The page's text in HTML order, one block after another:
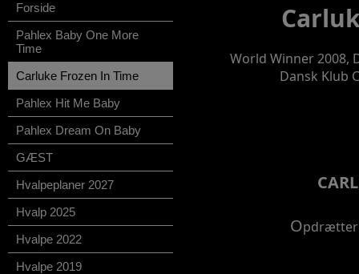
Forside
Pahlex Baby One More
Time
Carluke Frozen In Time
Pahlex Hit Me Baby
Pahlex Dream On Baby
GÆST
Hvalpeplaner 2027
Hvalp 2025
Hvalpe 2022
Hvalpe 2019
World Winner 2008,
Dansk Klub
Opdrætter: